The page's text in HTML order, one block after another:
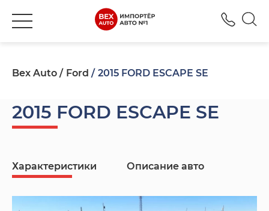
Bex Auto Ford 2015 FORD ESCAPE SE
2015 FORD ESCAPE SE
Характеристики Описание авто